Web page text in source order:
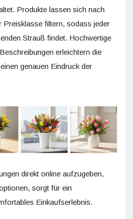
Produkte lassen sich nach
Preisklasse filtern, sodass jeder
Strauß findet. Hochwertige
erleichtern die
genauen Eindruck der
direkt online aufzugeben,
sorgt für ein
Einkaufserlebnis.